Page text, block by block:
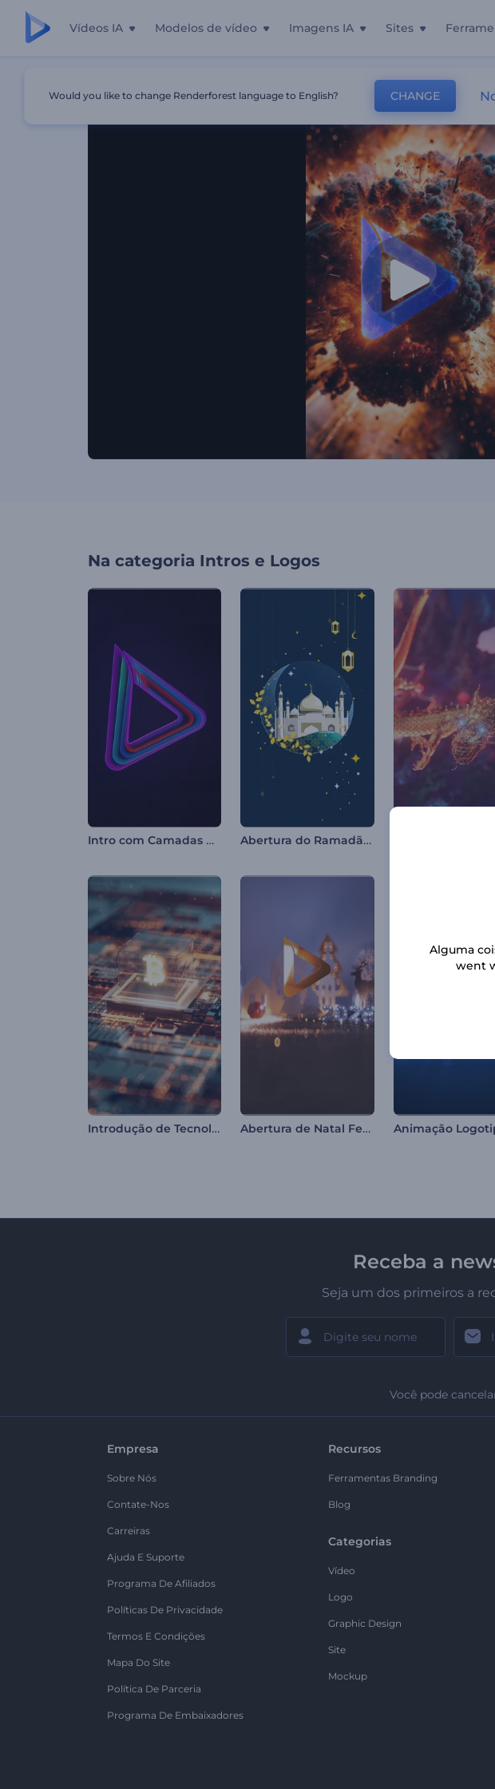
Vídeos IA Modelos de vídeo Imagens IA Sites
Na categoria Intros e Logos
Intro com Camadas Coloridas Abertura do Ramadã Mubarak
Introdução de Tecnologia em Criptomoedas Abertura de Natal Festivo
Receba a
Seja um dos primeiros a
Você pode
Empresa
Sobre Nós
Contate-Nos
Carreiras
Ajuda E Suporte
Programa De Afiliados
Políticas De Privacidade
Termos E Condições
Mapa Do Site
Política De Parceria
Programa De Embaixadores
Recursos
Ferramentas Branding
Blog
Categorias
Vídeo
Logo
Graphic Design
Site
Mockup
Would you like to change Renderforest language to English? CHANGE
Alguma
went